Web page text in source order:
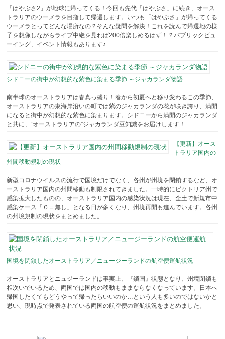
「はやぶさ2」が地球に帰ってくる！今回も先代「はやぶさ」に続き、オース
トラリアのウーメラを目指して帰還します。いつも「はやぶさ」が帰ってくる
ウーメラとってどんな場所なの？そんな疑問を解決！これを読んで帰還地の様
子を想像しながらライブ中継を見れば200倍楽しめるはず！？パブリックビュ
ーイング、イベント情報もあります♪
シドニーの街中が幻想的な紫色に染まる季節 ～ジャカランダ物語
南半球のオーストラリアは春真っ盛り！春から初夏へと移り変わるこの季節、
オーストラリアの東海岸沿いの町では紫のジャカランダの花が咲き誇り、満開
になると街中が幻想的な紫色に染まります。シドニーから満開のジャカランダ
と共に、“オーストラリアの”ジャカランダ豆知識をお届けします！
【更新】オース
トラリア国内の
州間移動規制の現状
新型コロナウイルスの流行で国境だけでなく、各州が州境を閉鎖するなど、オ
ーストラリア国内の州間移動も制限されてきました。一時的にビクトリア州で
感染拡大したものの、オーストラリア国内の感染状況は現在、全土で新規市中
感染ケース「０＝無し」となる日が多くなり、州境再開も進んでいます。各州
の州境規制の現状をまとめました。
国境を閉鎖したオーストラリア／ニュージーランドの航空便運航状況
オーストラリアとニュジーランドは事実上、『鎖国』状態となり、州境閉鎖も
相次いでいるため、両国では国内の移動もままならなくなっています。日本へ
帰国したくてもどうやって帰ったらいいのか…という人も多いのではないかと
思い、現時点で発表されている両国の航空便の運航状況をまとめました。